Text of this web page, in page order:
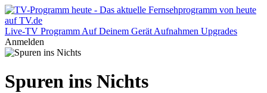
Live-TV Programm Auf Deinem Gerät Aufnahmen Upgrades
Anmelden
Spuren ins Nichts